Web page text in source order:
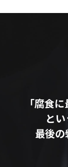
「腐食
と
最後の